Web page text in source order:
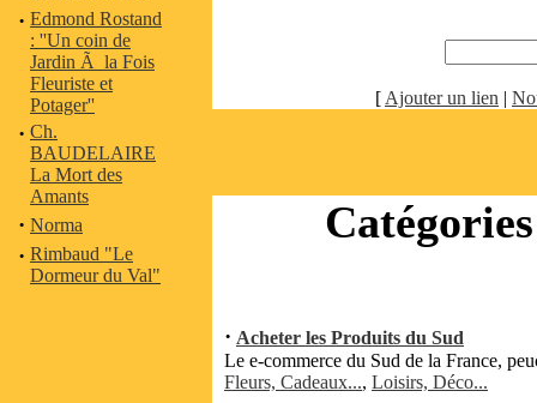
· Edmond Rostand
: ''Un coin de
Jardin Ã la Fois
Fleuriste et
Potager''
· Ch.
BAUDELAIRE
La Mort des
Amants
· Norma
· Rimbaud "Le
Dormeur du Val"
[ Ajouter un lien |
· Acheter les Produits du Sud
Le e-commerce du Sud de la France,
Fleurs, Cadeaux..., Loisirs, Déco...